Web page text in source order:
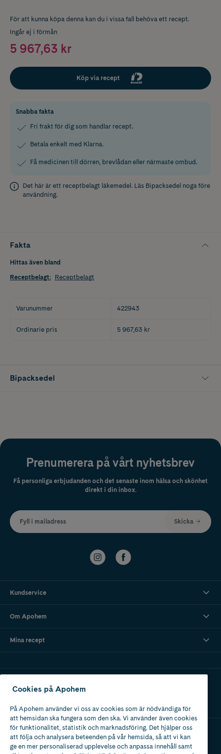
För att kunna köpa denna kan du i vissa fall behöva ett recept.
Ingår ej i förmån
5 967,63 kr
Köp via recept
Snabba fakta
Fri frakt för dig som handlar recept.
Betala enkelt med Klarna.
Få medicinen till dörren, brevlådan eller närmaste ombud.
Det här är ett receptbelagt läkemedel. Läs Bipacksedel noga före
användning.
Fakta
Hittas även bland
Receptbelagt: Receptbelagt
Varunummer 422943
Ordinarie pris 5 967,63 kr
Bipacksedel
Prenumerera på vårt nyhetsbrev
Få personliga erbjudanden och det senaste inom hälsa och skönhet
direkt i din inbox.
Fyll i mailadress Skicka
Kundservice
Om Apohem
Mina recept
Apotek med tillstånd
av Läkemedelsverket
Cookies på Apohem
På Apohem använder vi oss av cookies som är nödvändiga för
att hemsidan ska fungera som den ska. Vi använder även cookies
för funktionalitet, statistik och marknadsföring. Det hjälper oss
att följa och analysera beteenden på vår hemsida, så att vi kan
ge en mer personaliserad upplevelse och anpassa innehåll samt